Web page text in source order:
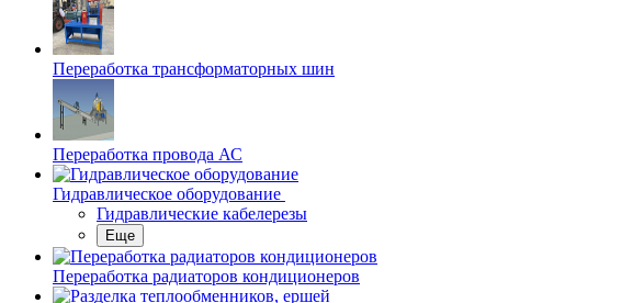
Переработка трансформаторных шин
Переработка провода АС
Гидравлическое оборудование
Гидравлические кабелерезы
Еще
Переработка радиаторов кондиционеров